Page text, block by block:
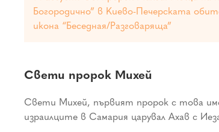
Богородично” в Киево-Печерската
икона “Беседная/Разговаряща”
Свети пророк Михей
Свети Михей, първият пророк с това
израилците в Самария царувал Ахав с